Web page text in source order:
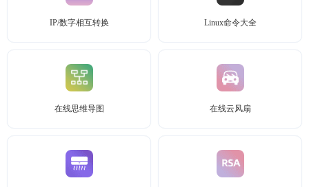
IP/数字相互转换 Linux命令大全
在线思维导图 在线云风扇